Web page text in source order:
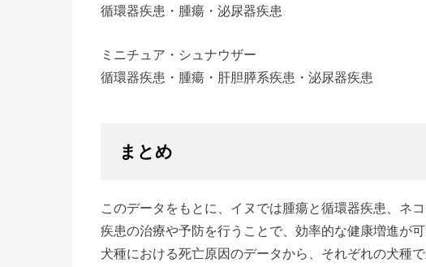
循環器疾患・腫瘍・泌尿器疾患
ミニチュア・シュナウザー
循環器疾患・腫瘍・肝胆膵系疾患・泌尿器疾患
まとめ
このデータをもとに、イヌでは腫瘍と循環器疾患、ネ
疾患の治療や予防を行うことで、効率的な健康増進が
犬種における死亡原因のデータから、それぞれの犬種